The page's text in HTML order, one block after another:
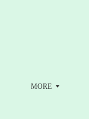
MORE